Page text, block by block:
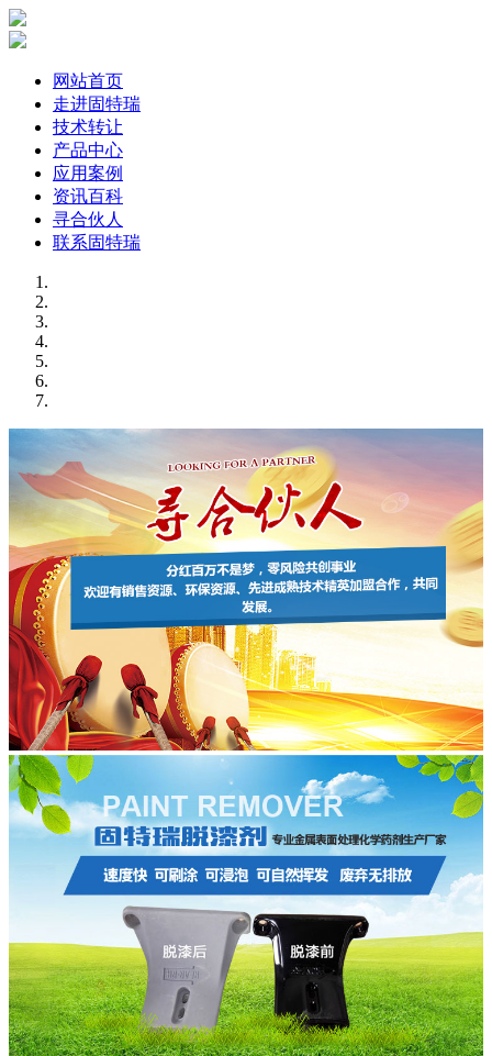
网站首页
走进固特瑞
技术转让
产品中心
应用案例
资讯百科
寻合伙人
联系固特瑞